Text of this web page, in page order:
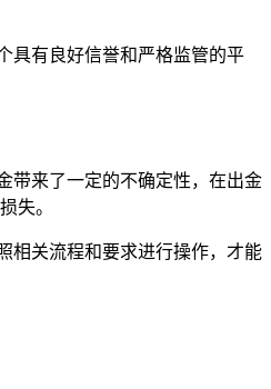
具有良好信誉和严格监管的平
带来了一定的不确定性，在出金
失。
相关流程和要求进行操作，才能